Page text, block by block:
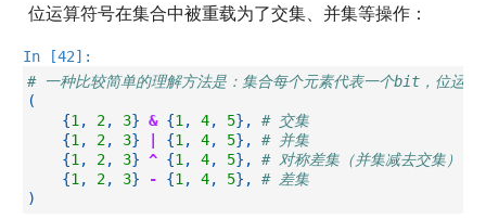
位运算符号在集合中被重载为了交集、并集等操作：
In [42]:
# 一种比较简单的理解方法是：集合每个元素代表一个bit，位运
(
{1 , 2, 3} & {1 , 4, 5},
# 交集
{1 , 2, 3} {1 , 4, 5},
# 并集
{1 , 2, 3} ^ {1 , 4, 5},
# 对称差集（并集减去交集）
{1 , 2, 3} - {1 , 4, 5},
# 差集
)